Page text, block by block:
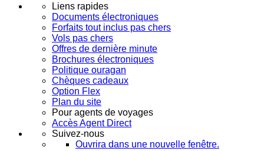
Liens rapides
Documents électroniques
Forfaits tout inclus pas chers
Vols pas chers
Offres de dernière minute
Brochures électroniques
Politique ouragan
Chèques cadeaux
Option Flex
Plan du site
Pour agents de voyages
Accès Agent Direct
Suivez-nous
Ouvrira dans une nouvelle fenêtre.